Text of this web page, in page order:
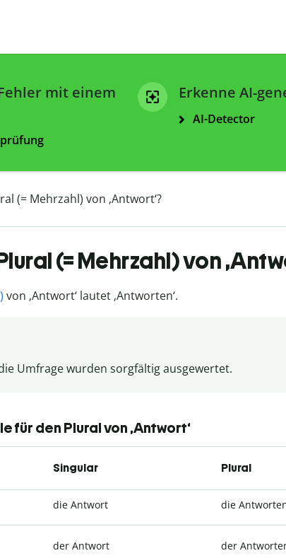
mit einem
Erkenne AI-
AI-Detector
(= Mehrzahl) von ‚Antwort‘?
(= Mehrzahl) von
von ‚Antwort‘ lautet ‚Antworten‘.
Umfrage wurden sorgfältig ausgewertet.
für den Plural von ‚Antwort‘
Singular Plural
die Antwort die
der Antwort der